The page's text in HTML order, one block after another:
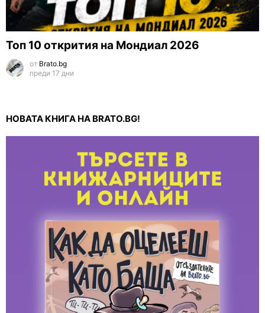
Топ 10 открития на Мондиал 2026
от Brato.bg
преди 17 дни
НОВАТА КНИГА НА BRATO.BG!